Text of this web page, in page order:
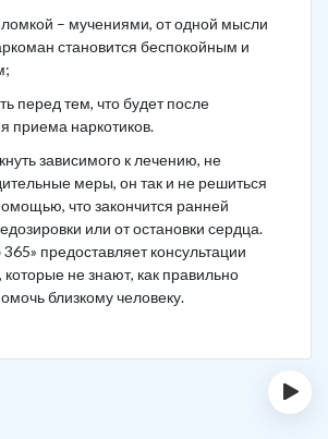
– мучениями, от одной мысли
становится беспокойным и
перед тем, что будет после
приема наркотиков.
зависимого к лечению, не
меры, он так и не решиться
что закончится ранней
или от остановки сердца.
предоставляет консультации
которые не знают, как правильно
близкому человеку.
›